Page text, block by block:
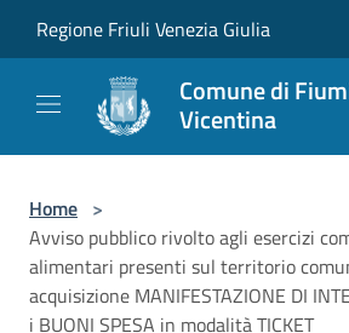
Regione Friuli Venezia Giulia
Comune di
Vicentina
Home >
Avviso pubblico rivolto agli esercizi
alimentari presenti sul territorio
acquisizione MANIFESTAZIONE DI
i BUONI SPESA in modalità TICKET